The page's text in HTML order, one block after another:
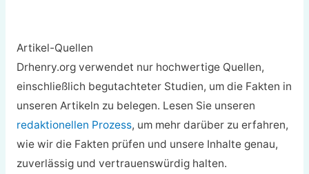
Artikel-Quellen
Drhenry.org verwendet nur hochwertige Quellen,
einschließlich begutachteter Studien, um die Fakten in
unseren Artikeln zu belegen. Lesen Sie unseren
redaktionellen Prozess, um mehr darüber zu erfahren,
wie wir die Fakten prüfen und unsere Inhalte genau,
zuverlässig und vertrauenswürdig halten.